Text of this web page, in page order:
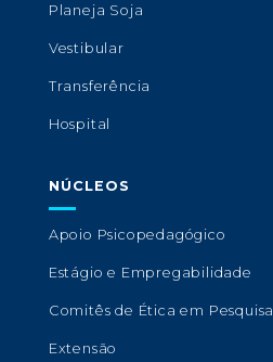
Planeja Soja
Vestibular
Transferência
Hospital
NÚCLEOS
Apoio Psicopedagógico
Estágio e Empregabilidade
Comitês de Ética em Pesquisa
Extensão